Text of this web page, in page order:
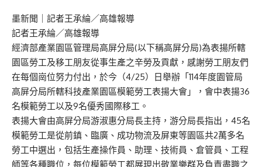
墨新聞 ｜記者王承綸／高雄報導
記者王承綸／高雄報導
經濟部產業園區管理局高屏分局(以下稱高屏分局)為表揚所轄
園區勞工及移工朋友從事生產之辛勞及貢獻，感謝勞工朋友們
在每個崗位努力付出，於今（4/25）日舉辦「114年度園管局
高屏分局所轄科技產業園區模範勞工表揚大會」，會中表揚36
名模範勞工以及9名優秀國際移工。
表揚大會由高屏分局游淑惠分局長主持，游分局長指出，45名
模範勞工是從前鎮、臨廣、成功物流及屏東等園區共2萬多名
勞工中選出，包括生產操作員、助理、技術員、倉管員、工程
師等各種職位，每位模範勞工都展現出敬業樂群及負責盡職之